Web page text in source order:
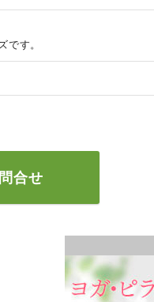
です。
合せ